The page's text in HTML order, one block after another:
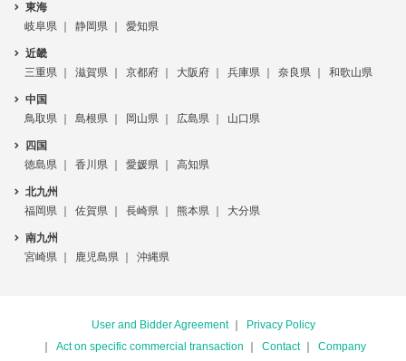
東海
岐阜県
静岡県 愛知県
近畿
三重県
滋賀県 京都府 大阪府 兵庫県 奈良県 和歌山県
中国
鳥取県
島根県 岡山県 広島県 山口県
四国
徳島県
香川県 愛媛県 高知県
北九州
福岡県
佐賀県 長崎県 熊本県 大分県
南九州
宮崎県
鹿児島県 沖縄県
User and Bidder Agreement
Privacy Policy
Act on specific commercial transaction
Contact Company